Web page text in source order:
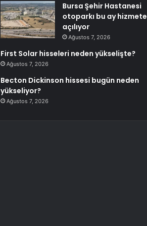
Bursa Şehir Hastanesi
otoparkı bu ay hizmete
açılıyor
Ağustos 7, 2026
First Solar hisseleri neden yükselişte?
Ağustos 7, 2026
Becton Dickinson hissesi bugün neden
yükseliyor?
Ağustos 7, 2026